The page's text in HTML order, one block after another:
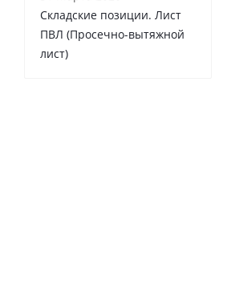
Складские позиции. Лист
ПВЛ (Просечно-вытяжной
лист)